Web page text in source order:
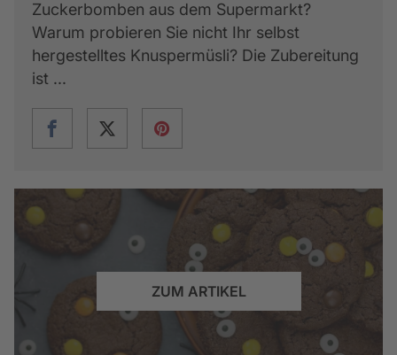
Zuckerbomben aus dem Supermarkt?
Warum probieren Sie nicht Ihr selbst
hergestelltes Knuspermüsli? Die Zubereitung
ist ...
ZUM ARTIKEL